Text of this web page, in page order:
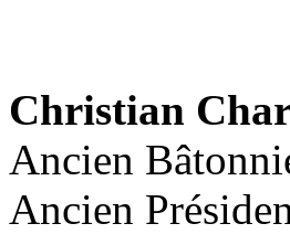
Christian
Ancien
Ancien